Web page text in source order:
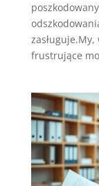
zasługuje.My,
frustrujące